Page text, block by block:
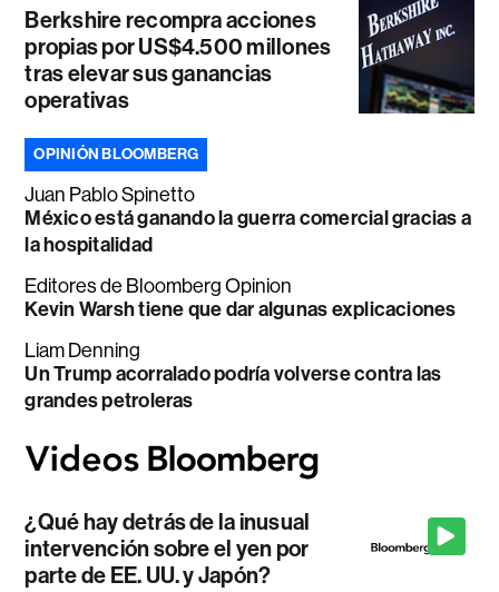
Berkshire recompra acciones
propias por US$4.500 millones
tras elevar sus ganancias
operativas
OPINIÓN BLOOMBERG
Juan Pablo Spinetto
México está ganando la guerra comercial gracias a
la hospitalidad
Editores de Bloomberg Opinion
Kevin Warsh tiene que dar algunas explicaciones
Liam Denning
Un Trump acorralado podría volverse contra las
grandes petroleras
¿Qué hay detrás de la inusual
intervención sobre el yen por
parte de EE. UU. y Japón?